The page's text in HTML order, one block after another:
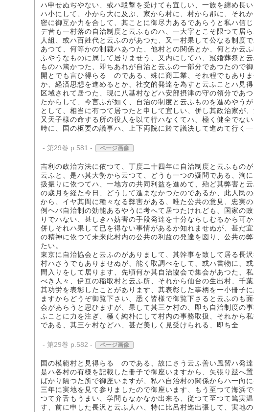
ハ申せぬぢやない、或ハ駁撃を受けても宜しい、一族を纏め長
ハ小にして、小から大に及ぶ、家から村に、村から郡に、そ
密に御互か力を合して、其ことに御尽力あるであらうと私ハ信じ
デ昔も一村落の自治制度と云ふものハ、一大字とこそ限つて居
人組、或ハ百姓代と云ふのがあつた、又一村果して公なる制度
あつて、何等かの制裁ハあつた、他村との関係とか、何とか云
ふやうなものに属して居りませう、又内にしてハ、冠婚葬祭と
ものハ篤かつた、即ちあれが自治と云ふの一部分であつたので
開とでも言ひ得らるゝのである、殊に商工業、それ程でもあり
か、経済思想を進めるとか、社交的発達を為すと云ふことハ見
区域されて居つた、現に八基村などハ安部摂津の守の領分であ
たからして、今言ふが如く、自治の制度と云ふものを進めやう
として、相当に有つて居つたと申して宜しい、併し其政治家が
又天子様の命する所の役人を以て行ハなくてハ、極く健全でな
時に、国の枢要の議事ハ、上下両院に於て議決して進めて行く
- 第29巻 p.581 - ページ画像
吉利の政治方法に依つて、丁度二十四年に自治制度と云ふもの
云ふと、是ハ其大勢から云つて、どうも一つの疑問である、洵
扱振りに依つてハ、一地方の共同利益を進めて、殆ど其弊害と
の歳月を経た今日、どうして進まなかつたのであるか、此人民
から、イヤ其間に種々なる弊害がある、唯た公共の意見、忠実
例ヘバ自治制の効能あるやうに考へて居つたけれども、国家の
りでハない、甚しきハ妨害の手段発達を十分ならしむるから可
併しそれハ果して已を得ない事情があるか知れませぬが、甚だ
の精神に依つて未来此村内の公共の利益の発達を図り、公共の
たい。
東京に自治協会と云ふのがありまして、其幹事を致して居る長
村ハさうでもありませぬが、能く取調べをして、或ハ書物に、
間入りをして居ります、先頃何か其自治協会で集会があつた、
べき人々、伊豆の稲取村と云ふ所、それから仙台の生出村、千
其功労を表彰したことがあります、其表彰した事柄を一小冊子
ますからどうぞ御覧下さい、悉く皆様で御覧下さると云ふのも
会があらうと思ひますが、果して其三ケ村の、即ち自治制度の
ふことに力を注ぎ、極く純朴にして村内の事務取扱、それから
である、其三ケ村などハ、甚だ美しく見受けられる、即ち全
- 第29巻 p.582 - ページ画像
国の模範村と見得らるゝのである、故にさう云ふ善い風習ハ発
是ハ各村の有様を記載した冊子で御座いますから、矢張り玆へ
ばかり隔つた所で御座いますが、私ハ自治村の関係からハ一向
三年に実地を見て参りましたので御座います、もう至つて海浜
つて弁舌もうまい、学問もなかなか出来る、従つて至つて篤実
す、前に申した長沢と云ふ人ハ、特に比呂村迄出張して、実地